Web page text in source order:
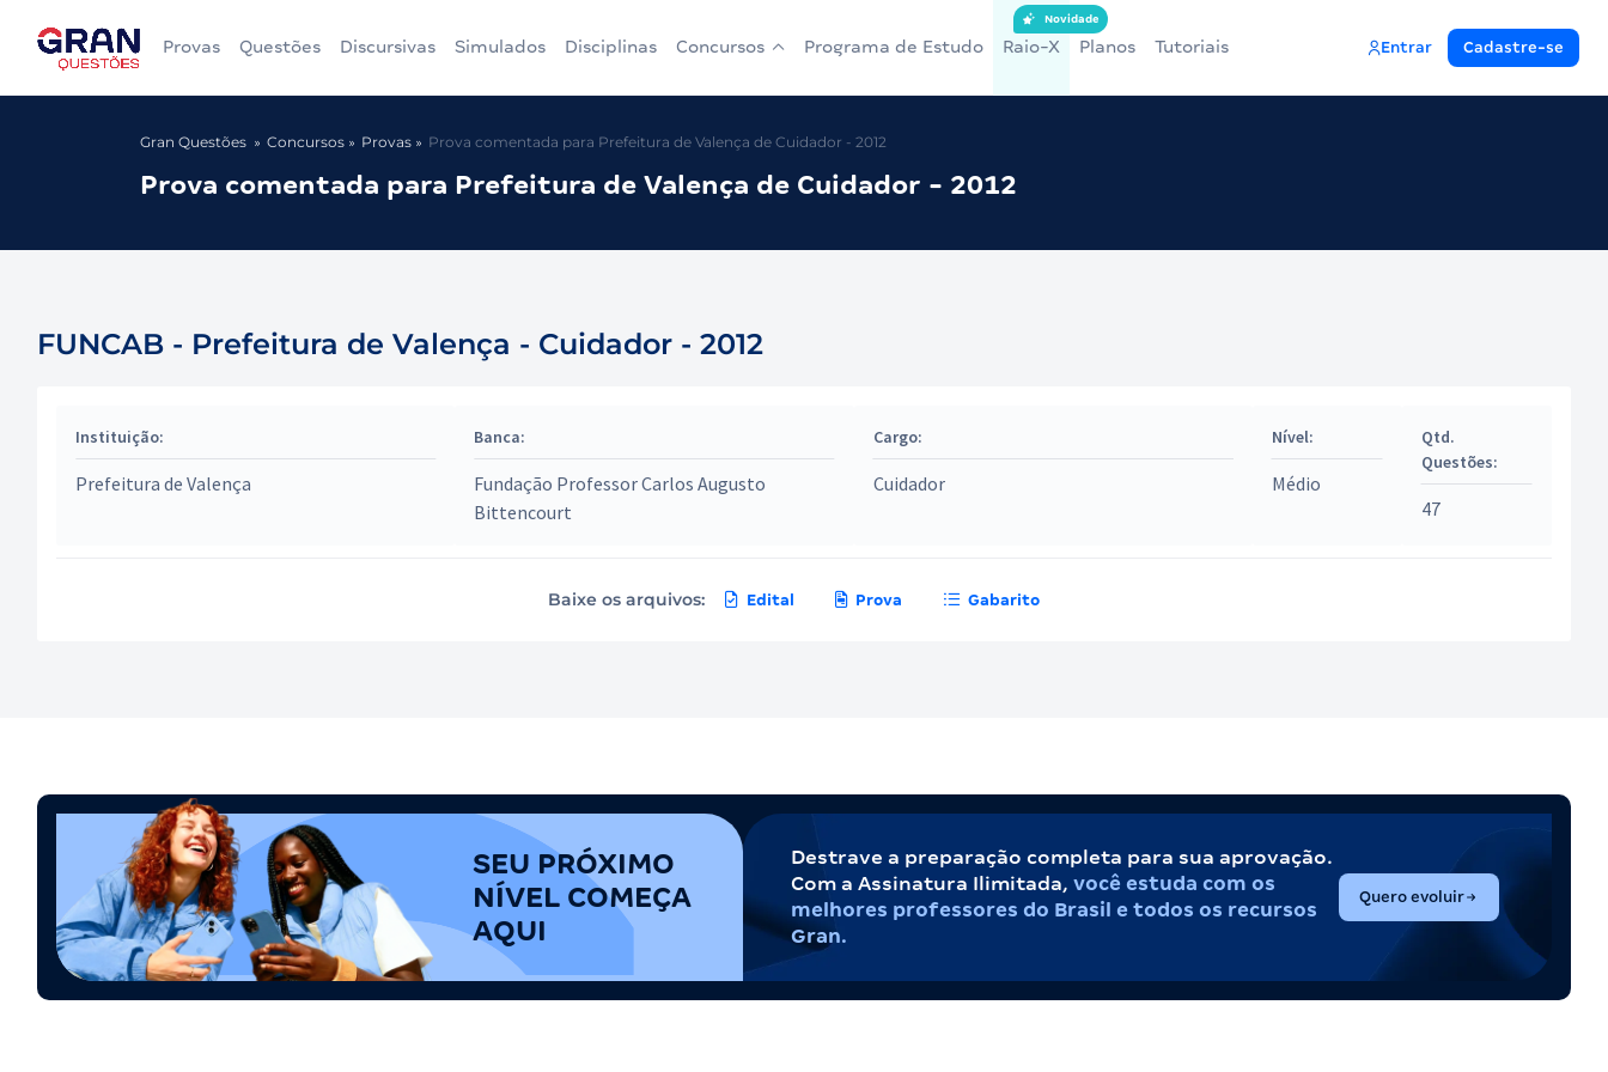
Provas Questões Discursivas Simulados Disciplinas Concursos Programa de Estudo Raio-X
Novidade
Planos Tutoriais Entrar Cadastre-se
Gran Questões Concursos Provas Prova comentada para Prefeitura de Valença de Cuidador - 2012
Prova comentada para Prefeitura de Valença de Cuidador - 2012
FUNCAB - Prefeitura de Valença - Cuidador - 2012
Instituição:
Prefeitura de Valença
Banca:
Fundação Professor Carlos Augusto
Bittencourt
Cargo:
Cuidador
Nível:
Médio
Qtd.
Questões:
47
Baixe os arquivos: Edital Prova Gabarito
SEU PRÓXIMO
NÍVEL COMEÇA
AQUI
Destrave a preparação completa para sua aprovação.
Com a Assinatura Ilimitada, você estuda com os
melhores professores do Brasil e todos os recursos
Gran.
Quero evoluir(abre em nova aba)